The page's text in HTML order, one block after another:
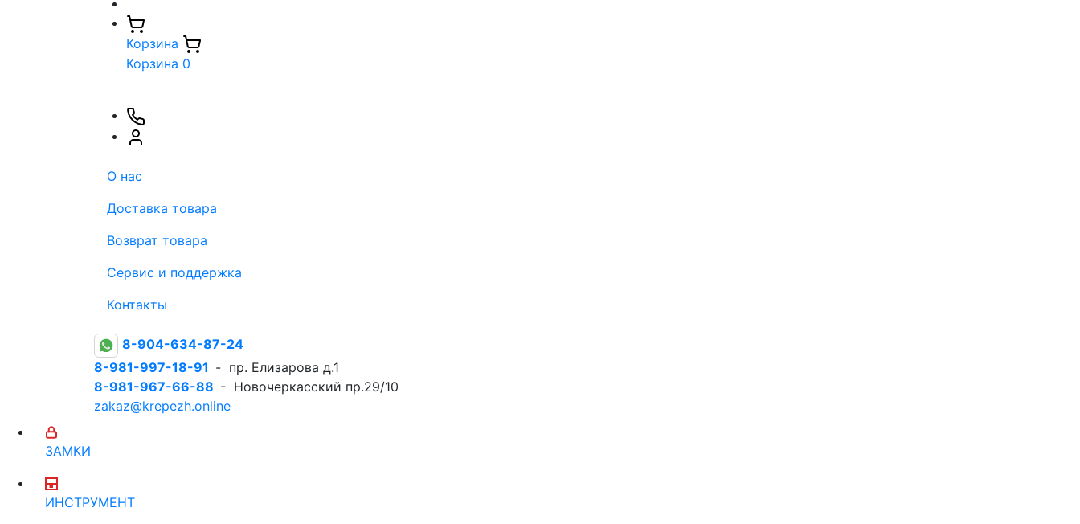
Корзина
Корзина 0
О нас
Доставка товара
Возврат товара
Сервис и поддержка
Контакты
8-904-634-87-24
8-981-997-18-91 - пр. Елизарова д.1
8-981-967-66-88 - Новочеркасский пр.29/10
zakaz@krepezh.online
ЗАМКИ
ИНСТРУМЕНТ